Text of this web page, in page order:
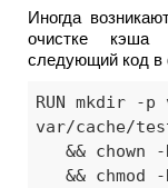
Иногда
очистке кэша
следующий код в
RUN mkdir -
var/cache/
   && chown -R www-data:www-data var/ \
   && chmod -R ug+rwX var/